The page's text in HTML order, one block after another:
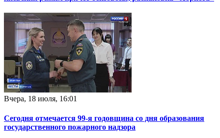
Вчера, 18 июля, 16:01
Сегодня отмечается 99-я годовщина со дня образования
государственного пожарного надзора